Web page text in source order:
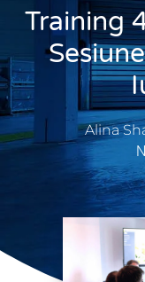
Training
Alina